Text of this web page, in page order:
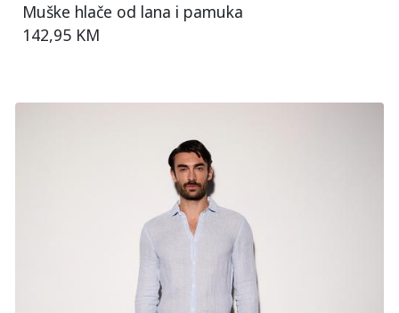
Muške hlače od lana i pamuka
142,95 KM